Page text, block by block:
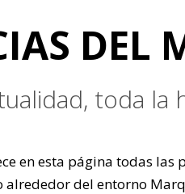
DEL
toda
en esta página todas las
alrededor del entorno